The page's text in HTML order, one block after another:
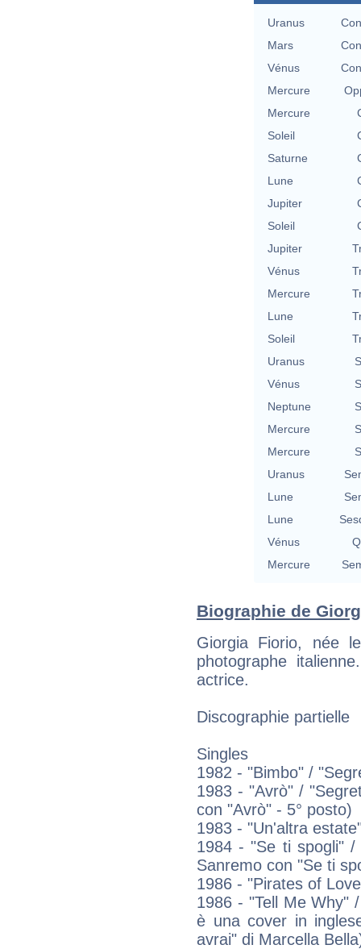
Uranus
Mars
Vénus
Mercure
Mercure
Soleil
Saturne
Lune
Jupiter
Soleil
Jupiter
Vénus
Mercure
Lune
Soleil
Uranus
Vénus
Neptune
Mercure
Mercure
Uranus
Lune
Lune
Vénus
Mercure
Biographie de
Giorgia Fiorio, née
photographe
actrice.
Discographie partielle
Singles
1982 - "Bimbo" /
1983 - "Avrò" /
con "Avrò" - 5° posto)
1983 - "Un'altra
1984 - "Se ti spogli" /
Sanremo con "Se ti
1986 - "Pirates of
1986 - "Tell Me Why"
è una cover in
avrai" di Marcella